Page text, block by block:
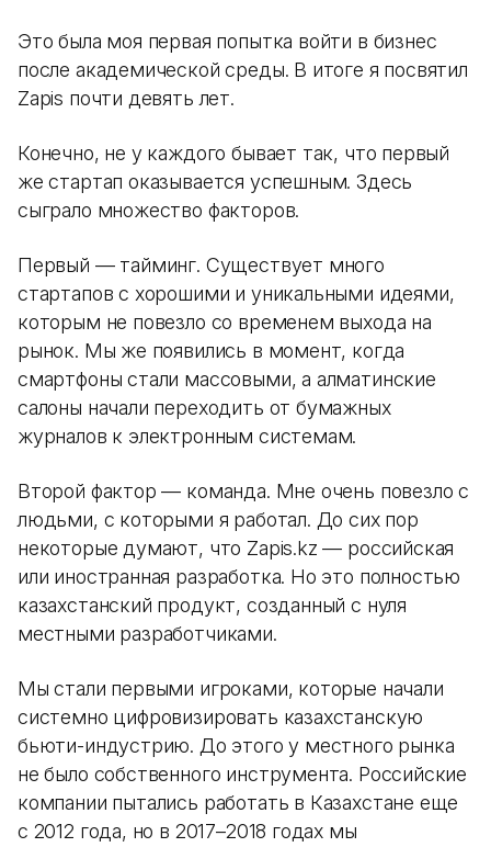
Это была моя первая попытка войти в бизнес
после академической среды. В итоге я посвятил
Zapis почти девять лет.
Конечно, не у каждого бывает так, что первый
же стартап оказывается успешным. Здесь
сыграло множество факторов.
Первый — тайминг. Существует много
стартапов с хорошими и уникальными идеями,
которым не повезло со временем выхода на
рынок. Мы же появились в момент, когда
смартфоны стали массовыми, а алматинские
салоны начали переходить от бумажных
журналов к электронным системам.
Второй фактор — команда. Мне очень повезло с
людьми, с которыми я работал. До сих пор
некоторые думают, что Zapis.kz — российская
или иностранная разработка. Но это полностью
казахстанский продукт, созданный с нуля
местными разработчиками.
Мы стали первыми игроками, которые начали
системно цифровизировать казахстанскую
бьюти-индустрию. До этого у местного рынка
не было собственного инструмента. Российские
компании пытались работать в Казахстане еще
с 2012 года, но в 2017–2018 годах мы